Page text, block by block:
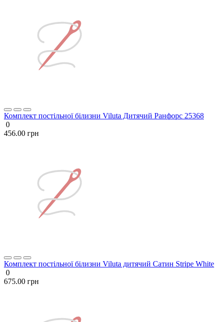
Комплект постільної білизни Viluta Дитячий Ранфорс 25368
0
456.00 грн
Комплект постільної білизни Viluta дитячий Сатин Stripe White
0
675.00 грн